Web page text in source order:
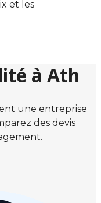
et les
à Ath
une entreprise
des devis